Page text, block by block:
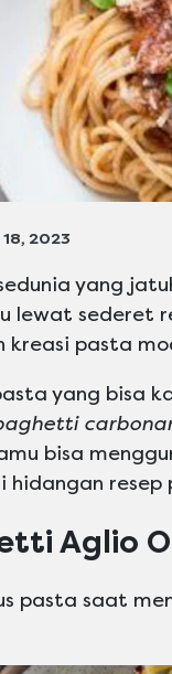
2023
yang
lewat sederet
kreasi pasta
yang bisa
bisa
hidangan resep
Aglio
pasta saat